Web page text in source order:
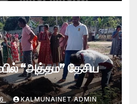
“அத்தம” தேசிய
KALMUNAINET ADMIN